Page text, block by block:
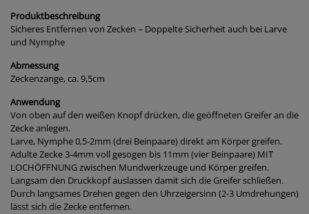
Produktbeschreibung
Sicheres Entfernen von Zecken – Doppelte Sicherheit auch bei Larve
und Nymphe
Abmessung
Zeckenzange, ca. 9,5cm
Anwendung
Von oben auf den weißen Knopf drücken, die geöffneten Greifer an die
Zecke anlegen.
Larve, Nymphe 0,5-2mm (drei Beinpaare) direkt am Körper greifen.
Adulte Zecke 3-4mm voll gesogen bis 11mm (vier Beinpaare) MIT
LOCHÖFFNUNG zwischen Mundwerkzeuge und Körper greifen.
Langsam den Druckkopf auslassen damit sich die Greifer schließen.
Durch langsames Drehen gegen den Uhrzeigersinn (2-3 Umdrehungen)
lässt sich die Zecke entfernen.